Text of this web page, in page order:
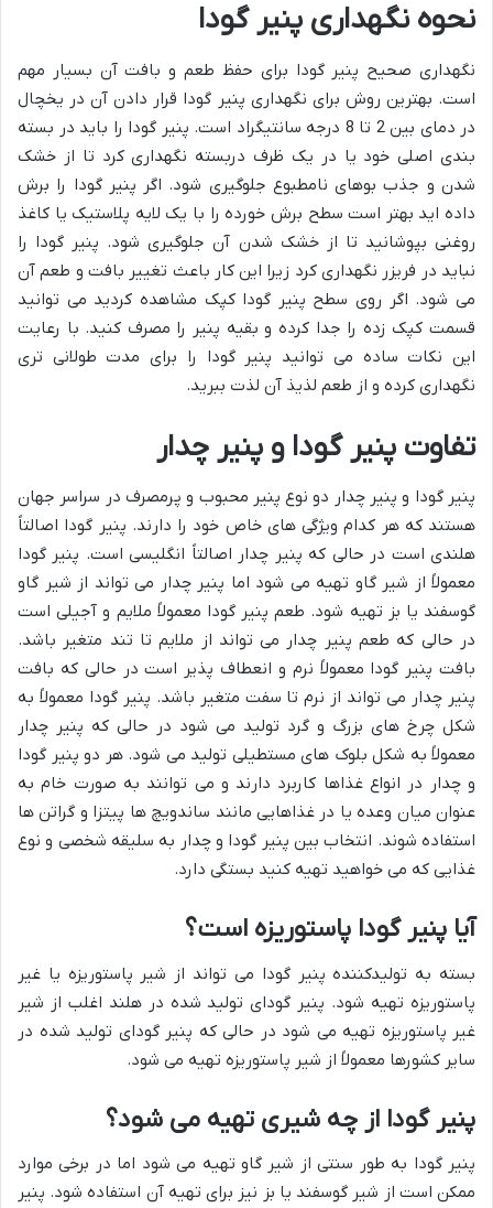
نحوه نگهداری پنیر گودا
نگهداری صحیح پنیر گودا برای حفظ طعم و بافت آن بسیار مهم
است. بهترین روش برای نگهداری پنیر گودا قرار دادن آن در یخچال
در دمای بین 2 تا 8 درجه سانتیگراد است. پنیر گودا را باید در بسته
بندی اصلی خود یا در یک ظرف دربسته نگهداری کرد تا از خشک
شدن و جذب بوهای نامطبوع جلوگیری شود. اگر پنیر گودا را برش
داده اید بهتر است سطح برش خورده را با یک لایه پلاستیک یا کاغذ
روغنی بپوشانید تا از خشک شدن آن جلوگیری شود. پنیر گودا را
نباید در فریزر نگهداری کرد زیرا این کار باعث تغییر بافت و طعم آن
می شود. اگر روی سطح پنیر گودا کپک مشاهده کردید می توانید
قسمت کپک زده را جدا کرده و بقیه پنیر را مصرف کنید. با رعایت
این نکات ساده می توانید پنیر گودا را برای مدت طولانی تری
نگهداری کرده و از طعم لذیذ آن لذت ببرید.
تفاوت پنیر گودا و پنیر چدار
پنیر گودا و پنیر چدار دو نوع پنیر محبوب و پرمصرف در سراسر جهان
هستند که هر کدام ویژگی های خاص خود را دارند. پنیر گودا اصالتاً
هلندی است در حالی که پنیر چدار اصالتاً انگلیسی است. پنیر گودا
معمولاً از شیر گاو تهیه می شود اما پنیر چدار می تواند از شیر گاو
گوسفند یا بز تهیه شود. طعم پنیر گودا معمولاً ملایم و آجیلی است
در حالی که طعم پنیر چدار می تواند از ملایم تا تند متغیر باشد.
بافت پنیر گودا معمولاً نرم و انعطاف پذیر است در حالی که بافت
پنیر چدار می تواند از نرم تا سفت متغیر باشد. پنیر گودا معمولاً به
شکل چرخ های بزرگ و گرد تولید می شود در حالی که پنیر چدار
معمولاً به شکل بلوک های مستطیلی تولید می شود. هر دو پنیر گودا
و چدار در انواع غذاها کاربرد دارند و می توانند به صورت خام به
عنوان میان وعده یا در غذاهایی مانند ساندویچ ها پیتزا و گراتن ها
استفاده شوند. انتخاب بین پنیر گودا و چدار به سلیقه شخصی و نوع
غذایی که می خواهید تهیه کنید بستگی دارد.
آیا پنیر گودا پاستوریزه است؟
بسته به تولیدکننده پنیر گودا می تواند از شیر پاستوریزه یا غیر
پاستوریزه تهیه شود. پنیر گودای تولید شده در هلند اغلب از شیر
غیر پاستوریزه تهیه می شود در حالی که پنیر گودای تولید شده در
سایر کشورها معمولاً از شیر پاستوریزه تهیه می شود.
پنیر گودا از چه شیری تهیه می شود؟
پنیر گودا به طور سنتی از شیر گاو تهیه می شود اما در برخی موارد
ممکن است از شیر گوسفند یا بز نیز برای تهیه آن استفاده شود. پنیر